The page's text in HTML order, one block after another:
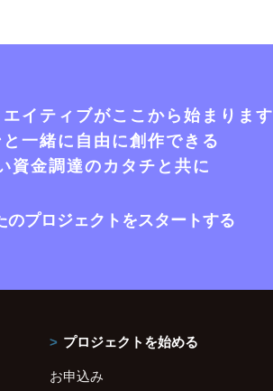
イティブがここから始まります
一緒に自由に創作できる
資金調達のカタチと共に
のプロジェクトをスタートする
プロジェクトを始める
お申込み